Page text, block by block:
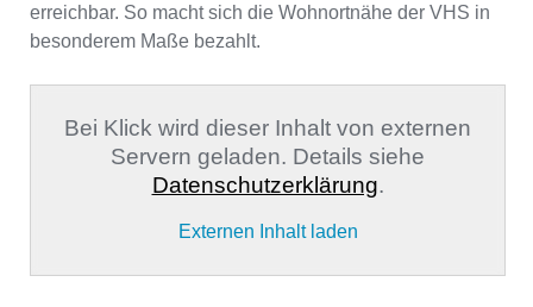
erreichbar. So macht sich die Wohnortnähe der VHS in
besonderem Maße bezahlt.
Bei Klick wird dieser Inhalt von externen
Servern geladen. Details siehe
Datenschutzerklärung.
Externen Inhalt laden